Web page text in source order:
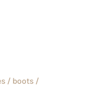
/ boots /